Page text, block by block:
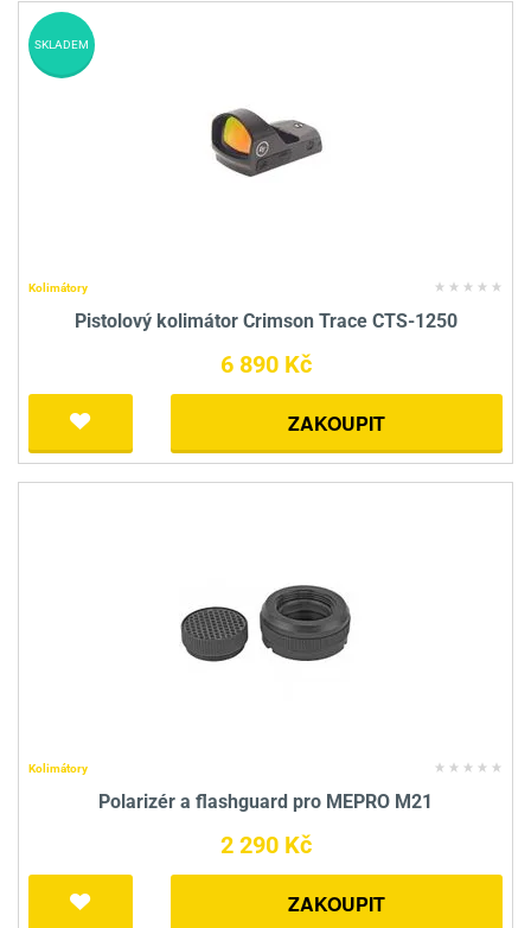
Kolimátory
Pistolový kolimátor Crimson Trace CTS-1250
6 890 Kč
ZAKOUPIT
SKLADEM
Kolimátory
Polarizér a flashguard pro MEPRO M21
2 290 Kč
ZAKOUPIT